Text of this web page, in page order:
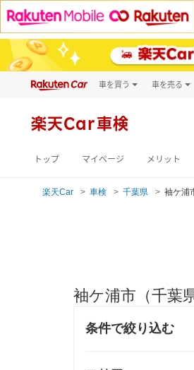
車を買う
新車
車を売る
楽天Car車検
トップ マイページ メリット
楽天Car 車検 千葉県 袖ケ浦
袖ケ浦市（千葉
条件で絞り込む